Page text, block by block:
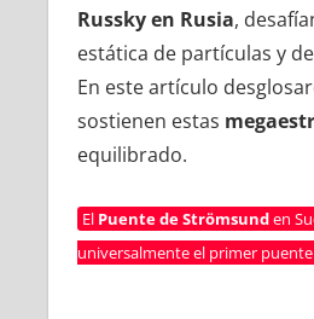
Russky en Rusia,
estática de partículas y
En este artículo
sostienen estas
equilibrado.
ElPuente de Strömsunden
universalmente el primer